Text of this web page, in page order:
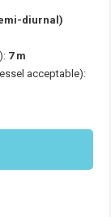
diurnal)
7 m
acceptable):